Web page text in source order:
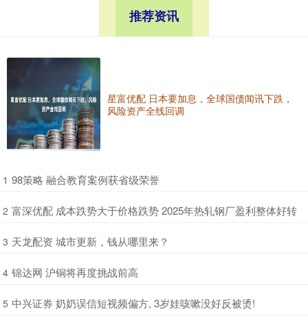
推荐资讯
星富优配 日本要加息，全球国债闻讯下跌，
风险资产全线回调
1 ​98策略 融合教育案例获省级荣誉
2 ​富深优配 成本跌势大于价格跌势 2025年热轧钢厂盈利整体好转
3 ​天龙配资 城市更新，钱从哪里来？
4 ​锦达网 沪铜将再度挑战前高
5 ​中兴证券 奶奶误信短视频偏方, 3岁娃咳嗽没好反被烫!